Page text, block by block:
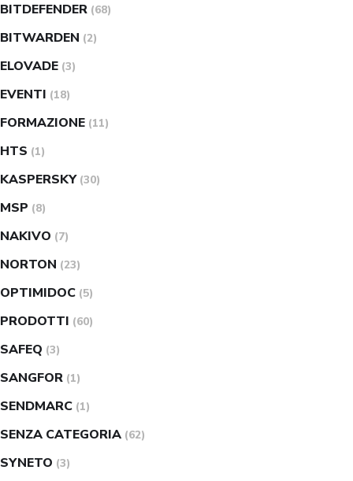
BITDEFENDER (68)
BITWARDEN (2)
ELOVADE (3)
EVENTI (18)
FORMAZIONE (11)
HTS (1)
KASPERSKY (30)
MSP (8)
NAKIVO (7)
NORTON (23)
OPTIMIDOC (5)
PRODOTTI (60)
SAFEQ (3)
SANGFOR (1)
SENDMARC (1)
SENZA CATEGORIA (62)
SYNETO (3)